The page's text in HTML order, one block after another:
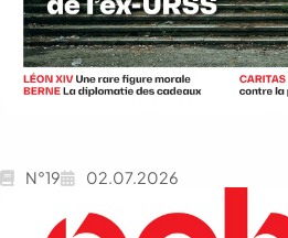
N°19 02.07.2026